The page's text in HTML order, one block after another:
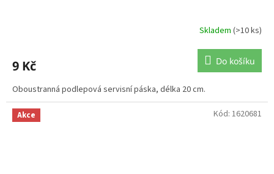
Skladem (>10 ks)
9 Kč Do košíku
Oboustranná podlepová servisní páska, délka 20 cm.
Akce Kód: 1620681